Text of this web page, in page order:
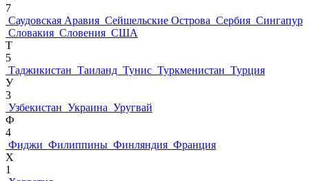
7
Саудовская Аравия Сейшельские Острова Сербия Сингапур
Словакия Словения США
Т
5
Таджикистан Таиланд Тунис Туркменистан Турция
У
3
Узбекистан Украина Уругвай
Ф
4
Фиджи Филиппины Финляндия Франция
Х
1